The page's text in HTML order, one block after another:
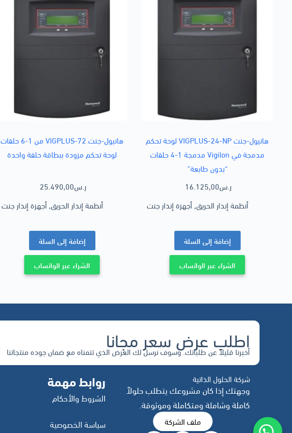
هانيول-جنت VIGPLUS-24-NP لوحة تحكم
مدمجة في Vigilon مدمجة 1-4 حلقات
“بدون طابعة”
16.125,00ر.س
أنظمة إنذار الحريق,أجهزة إنذار جنت
إضافة إلى السلة
الشراء عبر الواتساب
هانيول-جنت VIGPLUS-72 من 1-6 حلقات
لوحة تحكم مزودة ببطاقة حلقة واحدة
25.490,00ر.س
أنظمة إنذار الحريق,أجهزة إنذار جنت
إضافة إلى السلة
الشراء عبر الواتساب
اطلب عرض سعر مجانا
أخبرنا قليلاً عن طلباتك. وسوف نرسل لك العرض الذي تتمناه مع ضمان جوده منتجاتنا
شركة الحلول الذاتية
وجهتك إذا كان مشروعك يتطلب حلولاً
كاملة وشاملة ومتكاملة وموثوقة.
ملف الشركة
روابط مهمة
الشروط والأحكام
سياسة الخصوصية